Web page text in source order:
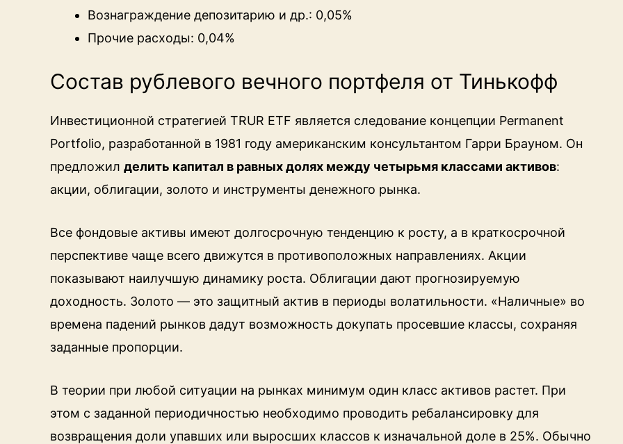
Вознаграждение депозитарию и др.: 0,05%
Прочие расходы: 0,04%
Состав рублевого вечного портфеля от Тинькофф
Инвестиционной стратегией TRUR ETF является следование концепции Permanent
Portfolio, разработанной в 1981 году американским консультантом Гарри Брауном. Он
предложил делить капитал в равных долях между четырьмя классами активов:
акции, облигации, золото и инструменты денежного рынка.
Все фондовые активы имеют долгосрочную тенденцию к росту, а в краткосрочной
перспективе чаще всего движутся в противоположных направлениях. Акции
показывают наилучшую динамику роста. Облигации дают прогнозируемую
доходность. Золото — это защитный актив в периоды волатильности. «Наличные» во
времена падений рынков дадут возможность докупать просевшие классы, сохраняя
заданные пропорции.
В теории при любой ситуации на рынках минимум один класс активов растет. При
этом с заданной периодичностью необходимо проводить ребалансировку для
возвращения доли упавших или выросших классов к изначальной доле в 25%. Обычно